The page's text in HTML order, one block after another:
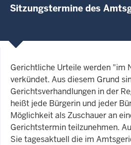
Sitzungstermine des
Gerichtliche Urteile werden "im
verkündet. Aus diesem Grund
Gerichtsverhandlungen in der
heißt jede Bürgerin und jeder
Möglichkeit als Zuschauer an
Gerichtstermin teilzunehmen.
Sie tagesaktuell die im